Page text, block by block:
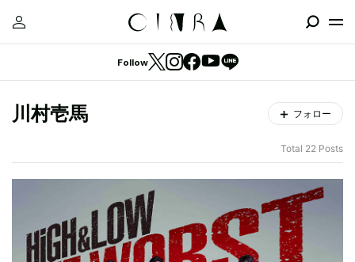
Follow
川村壱馬 フォロー
Total 22 Posts